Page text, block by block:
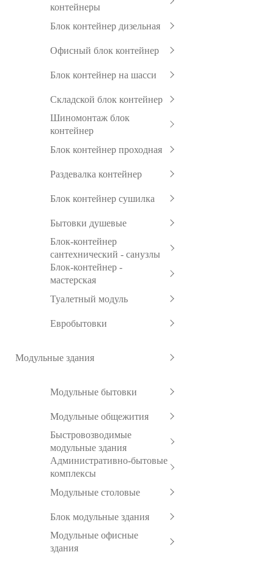
контейнеры
Блок контейнер дизельная
Офисный блок контейнер
Блок контейнер на шасси
Складской блок контейнер
Шиномонтаж блок
контейнер
Блок контейнер проходная
Раздевалка контейнер
Блок контейнер сушилка
Бытовки душевые
Блок-контейнер
сантехнический - санузлы
Блок-контейнер -
мастерская
Туалетный модуль
Евробытовки
Модульные здания
Модульные бытовки
Модульные общежития
Быстровозводимые
модульные здания
Административно-бытовые
комплексы
Модульные столовые
Блок модульные здания
Модульные офисные
здания